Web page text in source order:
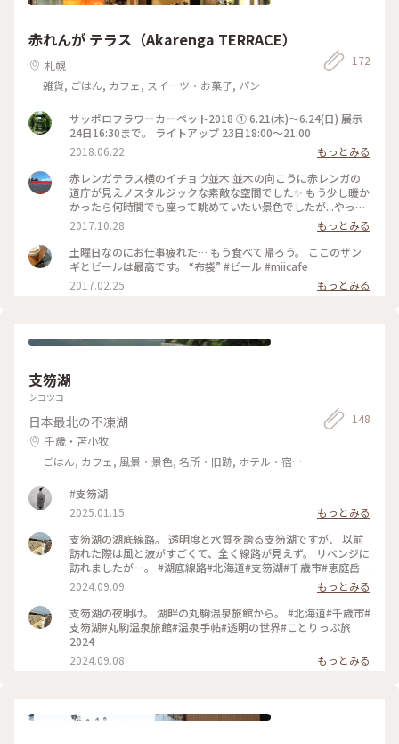
赤れんが テラス（Akarenga TERRACE）
札幌
雑貨, ごはん, カフェ, スイーツ・お菓子, パン
172
サッポロフラワーカーペット2018 ① 6.21(木)〜6.24(日) 展示
24日16:30まで。 ライトアップ 23日18:00〜21:00
2018.06.22
もっとみる
赤レンガテラス横のイチョウ並木 並木の向こうに赤レンガの
道庁が見えノスタルジックな素敵な空間でした✨ もう少し暖か
かったら何時間でも座って眺めていたい景色でしたが...やっぱ
り初冬の札幌は寒かったです😄 #札幌 #赤レンガテラス #紅葉
#景色
2017.10.28
もっとみる
土曜日なのにお仕事疲れた… もう食べて帰ろう。 ここのザン
ギとビールは最高です。 “布袋” #ビール #miicafe
2017.02.25
もっとみる
支笏湖
シコツコ
日本最北の不凍湖
千歳・苫小牧
ごはん, カフェ, 風景・景色, 名所・旧跡, ホテル・宿,
148
#支笏湖
2025.01.15
もっとみる
支笏湖の湖底線路。 透明度と水質を誇る支笏湖ですが、 以前
訪れた際は風と波がすごくて、全く線路が見えず。 リベンジに
訪れましたが‥。 #湖底線路#北海道#支笏湖#千歳市#恵庭岳#
透明の世界#北海道の湖底線路#ことりっぷ旅2024
2024.09.09
もっとみる
支笏湖の夜明け。 湖畔の丸駒温泉旅館から。 #北海道#千歳市#
支笏湖#丸駒温泉旅館#温泉手帖#透明の世界#ことりっぷ旅
2024
2024.09.08
もっとみる